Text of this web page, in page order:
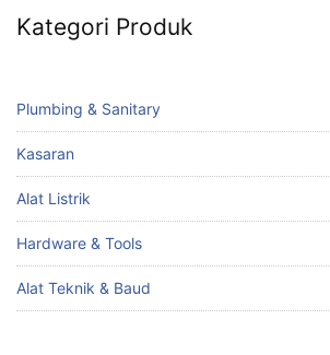
Kategori Produk
Plumbing & Sanitary
Kasaran
Alat Listrik
Hardware & Tools
Alat Teknik & Baud